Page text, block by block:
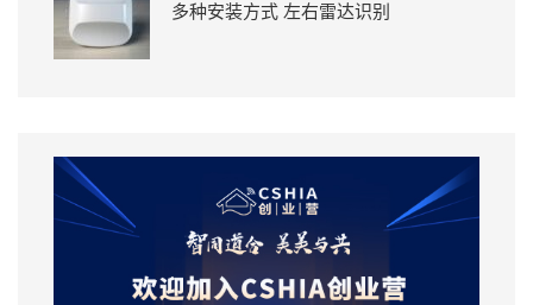
多种安装方式 左右雷达识别